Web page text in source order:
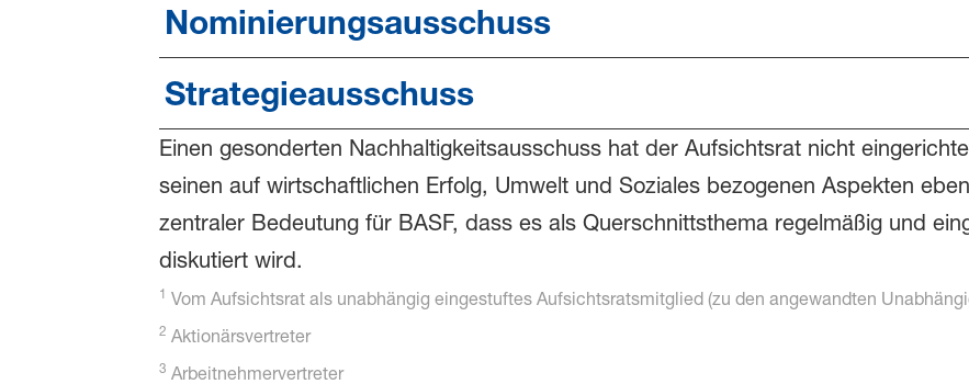
Nominierungsausschuss
Strategieausschuss
Einen gesonderten Nachhaltigkeitsausschuss hat der Aufsichtsrat nicht
seinen auf wirtschaftlichen Erfolg, Umwelt und Soziales bezogenen Aspekten
zentraler Bedeutung für BASF, dass es als Querschnittsthema regelmäßig und
diskutiert wird.
1 Vom Aufsichtsrat als unabhängig eingestuftes Aufsichtsratsmitglied (zu den angewandten
2 Aktionärsvertreter
3 Arbeitnehmervertreter